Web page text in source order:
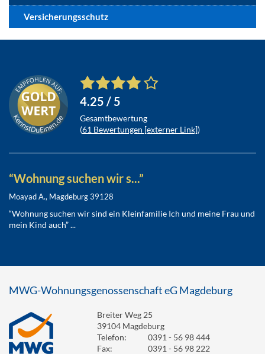
Versicherungsschutz
4.25 / 5
Gesamtbewertung
(61 Bewertungen [externer Link])
“Wohnung suchen wir s...”
Moayad A., Magdeburg 39128
“Wohnung suchen wir sind ein Kleinfamilie Ich und meine Frau und
mein Kind auch” ...
MWG-Wohnungsgenossenschaft eG Magdeburg
Breiter Weg 25
39104 Magdeburg
Telefon:
0391 - 56 98 444
Fax:
0391 - 56 98 222